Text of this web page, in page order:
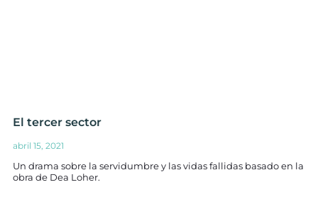
El tercer sector
abril 15, 2021
Un drama sobre la servidumbre y las vidas fallidas basado en la
obra de Dea Loher.